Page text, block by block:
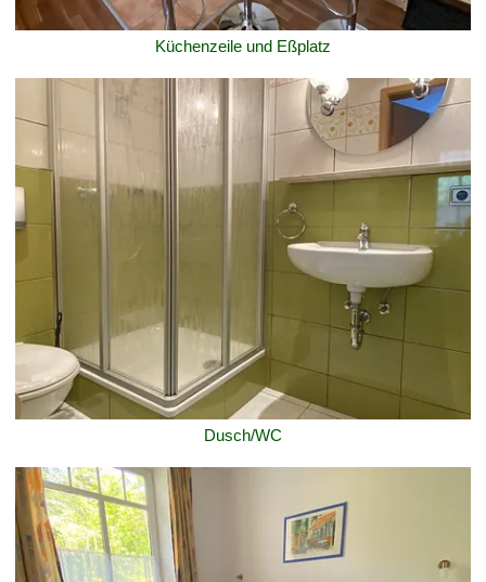
Küchenzeile und Eßplatz
Dusch/WC